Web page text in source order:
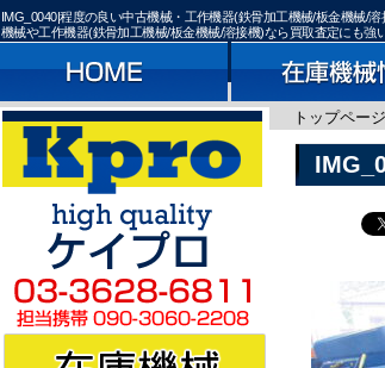
IMG_0040|程度の良い中古機械・工作機器(鉄骨加工機械/板金機械/
機械や工作機器(鉄骨加工機械/板金機械/溶接機)なら買取査定にも強
トップページ